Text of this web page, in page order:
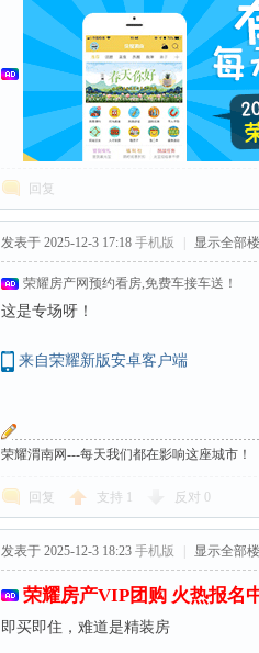
回复
发表于 2025-12-3 17:18 手机版 显示全部
荣耀房产网预约看房,免费车接车送！
这是专场呀！
来自荣耀新版安卓客户端
荣耀渭南网---每天我们都在影响这座城市！
回复 支持 反对 0
发表于 2025-12-3 18:23 手机版 显示全部
荣耀房产VIP团购 火热报名
即买即住，难道是精装房